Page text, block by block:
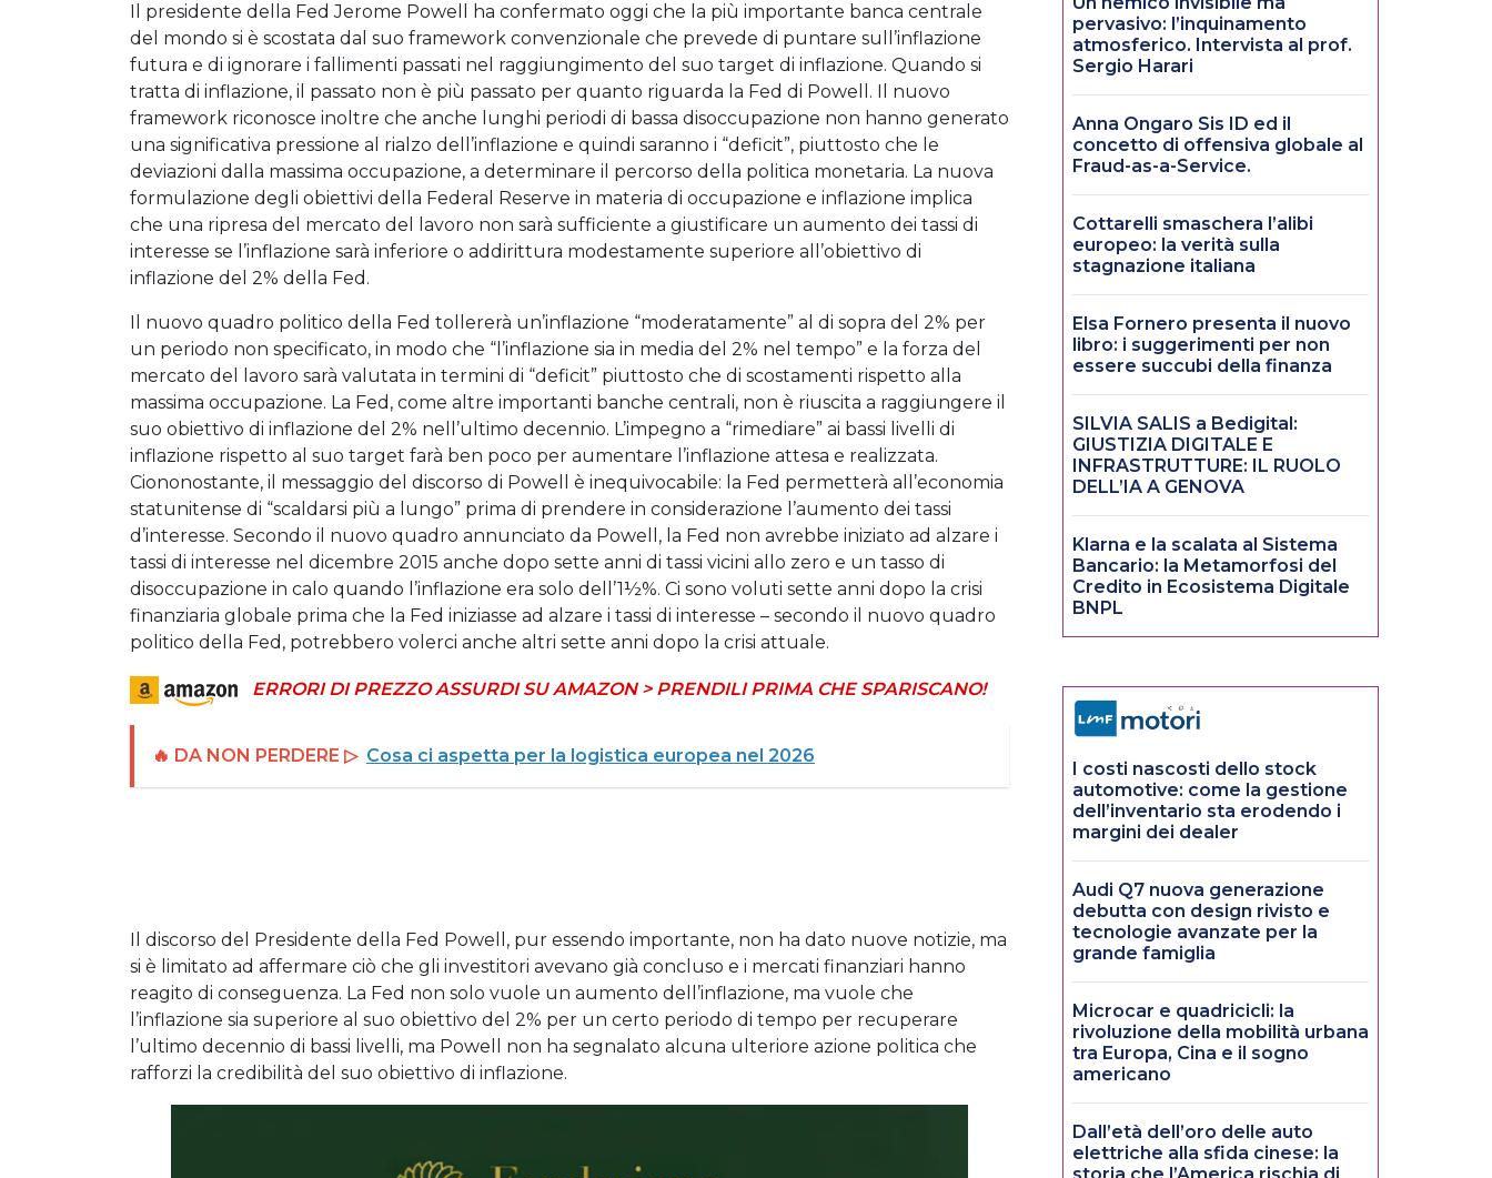
Il presidente della Fed Jerome Powell ha confermato oggi che la più importante banca centrale
del mondo si è scostata dal suo framework convenzionale che prevede di puntare sull’inflazione
futura e di ignorare i fallimenti passati nel raggiungimento del suo target di inflazione. Quando si
tratta di inflazione, il passato non è più passato per quanto riguarda la Fed di Powell. Il nuovo
framework riconosce inoltre che anche lunghi periodi di bassa disoccupazione non hanno generato
una significativa pressione al rialzo dell’inflazione e quindi saranno i “deficit”, piuttosto che le
deviazioni dalla massima occupazione, a determinare il percorso della politica monetaria. La nuova
formulazione degli obiettivi della Federal Reserve in materia di occupazione e inflazione implica
che una ripresa del mercato del lavoro non sarà sufficiente a giustificare un aumento dei tassi di
interesse se l’inflazione sarà inferiore o addirittura modestamente superiore all’obiettivo di
inflazione del 2% della Fed.
Il nuovo quadro politico della Fed tollererà un’inflazione “moderatamente” al di sopra del 2% per
un periodo non specificato, in modo che “l’inflazione sia in media del 2% nel tempo” e la forza del
mercato del lavoro sarà valutata in termini di “deficit” piuttosto che di scostamenti rispetto alla
massima occupazione. La Fed, come altre importanti banche centrali, non è riuscita a raggiungere il
suo obiettivo di inflazione del 2% nell’ultimo decennio. L’impegno a “rimediare” ai bassi livelli di
inflazione rispetto al suo target farà ben poco per aumentare l’inflazione attesa e realizzata.
Ciononostante, il messaggio del discorso di Powell è inequivocabile: la Fed permetterà all’economia
statunitense di “scaldarsi più a lungo” prima di prendere in considerazione l’aumento dei tassi
d’interesse. Secondo il nuovo quadro annunciato da Powell, la Fed non avrebbe iniziato ad alzare i
tassi di interesse nel dicembre 2015 anche dopo sette anni di tassi vicini allo zero e un tasso di
disoccupazione in calo quando l’inflazione era solo dell’1½%. Ci sono voluti sette anni dopo la crisi
finanziaria globale prima che la Fed iniziasse ad alzare i tassi di interesse – secondo il nuovo quadro
politico della Fed, potrebbero volerci anche altri sette anni dopo la crisi attuale.
ERRORI DI PREZZO ASSURDI SU AMAZON > PRENDILI PRIMA CHE SPARISCANO!
🔥 DA NON PERDERE ▷ Cosa ci aspetta per la logistica europea nel 2026
Il discorso del Presidente della Fed Powell, pur essendo importante, non ha dato nuove notizie, ma
si è limitato ad affermare ciò che gli investitori avevano già concluso e i mercati finanziari hanno
reagito di conseguenza. La Fed non solo vuole un aumento dell’inflazione, ma vuole che
l’inflazione sia superiore al suo obiettivo del 2% per un certo periodo di tempo per recuperare
l’ultimo decennio di bassi livelli, ma Powell non ha segnalato alcuna ulteriore azione politica che
rafforzi la credibilità del suo obiettivo di inflazione.
pervasivo: l’inquinamento
atmosferico. Intervista al prof.
Sergio Harari
Anna Ongaro Sis ID ed il
concetto di offensiva globale al
Fraud-as-a-Service.
Cottarelli smaschera l’alibi
europeo: la verità sulla
stagnazione italiana
Elsa Fornero presenta il nuovo
libro: i suggerimenti per non
essere succubi della finanza
SILVIA SALIS a Bedigital:
GIUSTIZIA DIGITALE E
INFRASTRUTTURE: IL RUOLO
DELL’IA A GENOVA
Klarna e la scalata al Sistema
Bancario: la Metamorfosi del
Credito in Ecosistema Digitale
BNPL
I costi nascosti dello stock
automotive: come la gestione
dell’inventario sta erodendo i
margini dei dealer
Audi Q7 nuova generazione
debutta con design rivisto e
tecnologie avanzate per la
grande famiglia
Microcar e quadricicli: la
rivoluzione della mobilità urbana
tra Europa, Cina e il sogno
americano
Dall’età dell’oro delle auto
elettriche alla sfida cinese: la